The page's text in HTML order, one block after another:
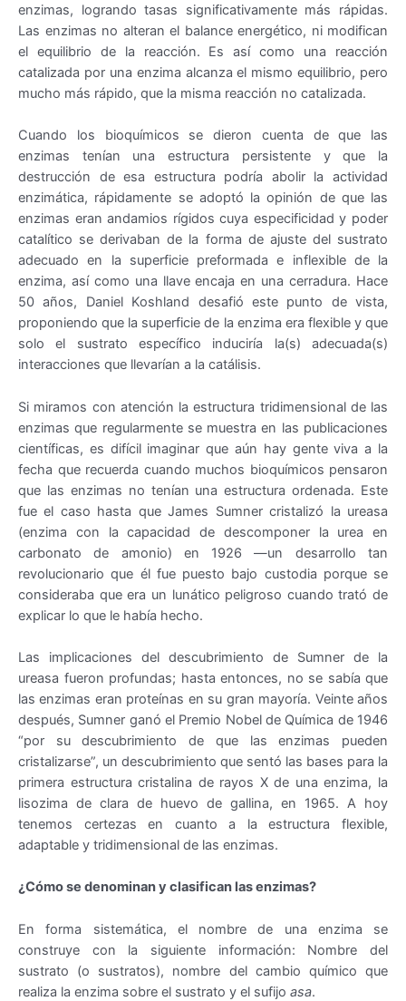
enzimas, logrando tasas significativamente más rápidas.
Las enzimas no alteran el balance energético, ni modifican
el equilibrio de la reacción. Es así como una reacción
catalizada por una enzima alcanza el mismo equilibrio, pero
mucho más rápido, que la misma reacción no catalizada.
Cuando los bioquímicos se dieron cuenta de que las
enzimas tenían una estructura persistente y que la
destrucción de esa estructura podría abolir la actividad
enzimática, rápidamente se adoptó la opinión de que las
enzimas eran andamios rígidos cuya especificidad y poder
catalítico se derivaban de la forma de ajuste del sustrato
adecuado en la superficie preformada e inflexible de la
enzima, así como una llave encaja en una cerradura. Hace
50 años, Daniel Koshland desafió este punto de vista,
proponiendo que la superficie de la enzima era flexible y que
solo el sustrato específico induciría la(s) adecuada(s)
interacciones que llevarían a la catálisis.
Si miramos con atención la estructura tridimensional de las
enzimas que regularmente se muestra en las publicaciones
científicas, es difícil imaginar que aún hay gente viva a la
fecha que recuerda cuando muchos bioquímicos pensaron
que las enzimas no tenían una estructura ordenada. Este
fue el caso hasta que James Sumner cristalizó la ureasa
(enzima con la capacidad de descomponer la urea en
carbonato de amonio) en 1926 —un desarrollo tan
revolucionario que él fue puesto bajo custodia porque se
consideraba que era un lunático peligroso cuando trató de
explicar lo que le había hecho.
Las implicaciones del descubrimiento de Sumner de la
ureasa fueron profundas; hasta entonces, no se sabía que
las enzimas eran proteínas en su gran mayoría. Veinte años
después, Sumner ganó el Premio Nobel de Química de 1946
“por su descubrimiento de que las enzimas pueden
cristalizarse”, un descubrimiento que sentó las bases para la
primera estructura cristalina de rayos X de una enzima, la
lisozima de clara de huevo de gallina, en 1965. A hoy
tenemos certezas en cuanto a la estructura flexible,
adaptable y tridimensional de las enzimas.
¿Cómo se denominan y clasifican las enzimas?
En forma sistemática, el nombre de una enzima se
construye con la siguiente información: Nombre del
sustrato (o sustratos), nombre del cambio químico que
realiza la enzima sobre el sustrato y el sufijo asa.